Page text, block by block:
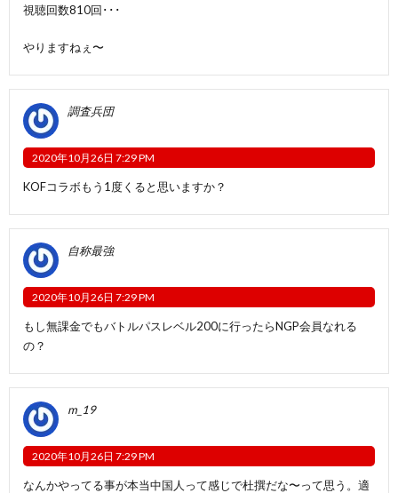
視聴回数810回･･･
やりますねぇ〜
調査兵団
2020年10月26日 7:29 PM
KOFコラボもう1度くると思いますか？
自称最強
2020年10月26日 7:29 PM
もし無課金でもバトルパスレベル200に行ったらNGP会員なれる
の？
m_19
2020年10月26日 7:29 PM
なんかやってる事が本当中国人って感じで杜撰だな〜って思う。適